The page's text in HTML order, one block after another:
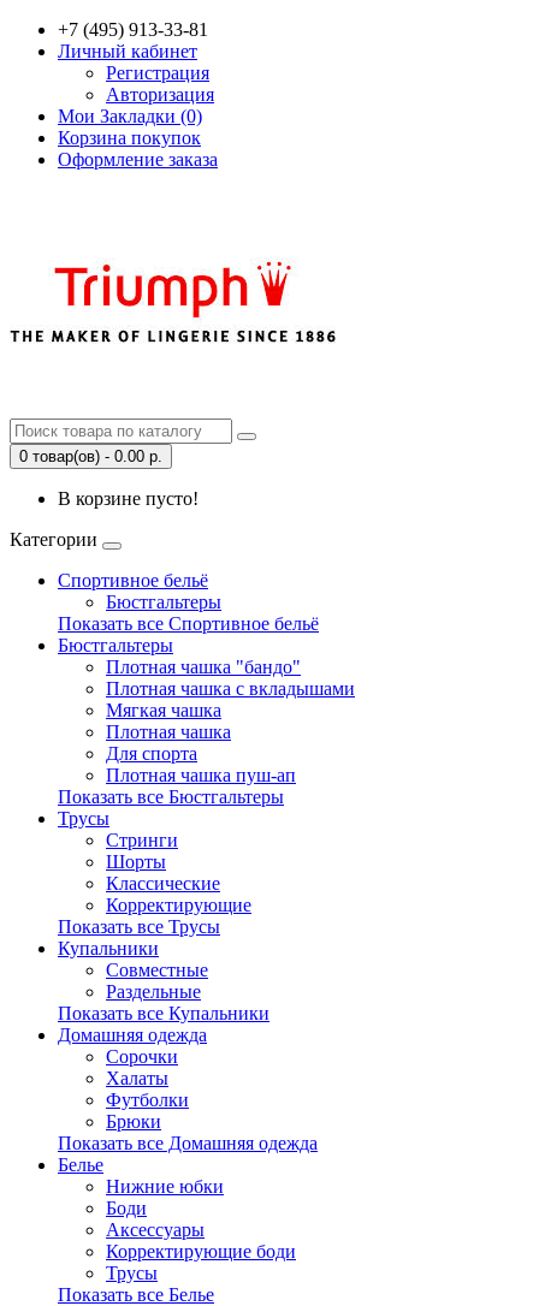
+7 (495) 913-33-81
Личный кабинет
Регистрация
Авторизация
Мои Закладки (0)
Корзина покупок
Оформление заказа
0 товар(ов) - 0.00 р.
В корзине пусто!
Категории
Спортивное бельё
Бюстгальтеры
Показать все Спортивное бельё
Бюстгальтеры
Плотная чашка "бандо"
Плотная чашка с вкладышами
Мягкая чашка
Плотная чашка
Для спорта
Плотная чашка пуш-ап
Показать все Бюстгальтеры
Трусы
Стринги
Шорты
Классические
Корректирующие
Показать все Трусы
Купальники
Совместные
Раздельные
Показать все Купальники
Домашняя одежда
Сорочки
Халаты
Футболки
Брюки
Показать все Домашняя одежда
Белье
Нижние юбки
Боди
Аксессуары
Корректирующие боди
Трусы
Показать все Белье